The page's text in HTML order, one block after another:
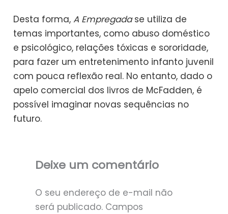
Desta forma,A Empregadase utiliza de
temas importantes, como abuso doméstico
e psicológico, relações tóxicas e sororidade,
para fazer um entretenimento infanto juvenil
com pouca reflexão real. No entanto, dado o
apelo comercial dos livros de McFadden, é
possível imaginar novas sequências no
futuro.
Deixe um comentário
O seu endereço de e-mail não
será publicado. Campos